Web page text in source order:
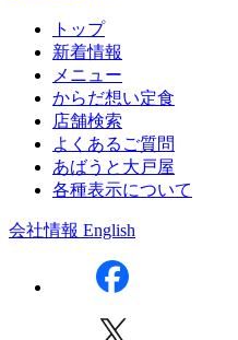
トップ
新着情報
メニュー
からだ想い定食
店舗検索
よくあるご質問
あばうと大戸屋
各種表示について
会社情報 English